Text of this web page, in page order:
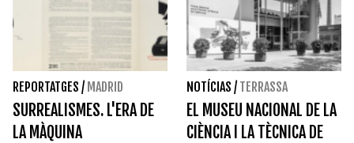
REPORTATGES / MADRID
SURREALISMES. L'ERA DE
LA MÀQUINA
NOTÍCIAS / TERRASSA
EL MUSEU NACIONAL DE LA
CIÈNCIA I LA TÈCNICA DE